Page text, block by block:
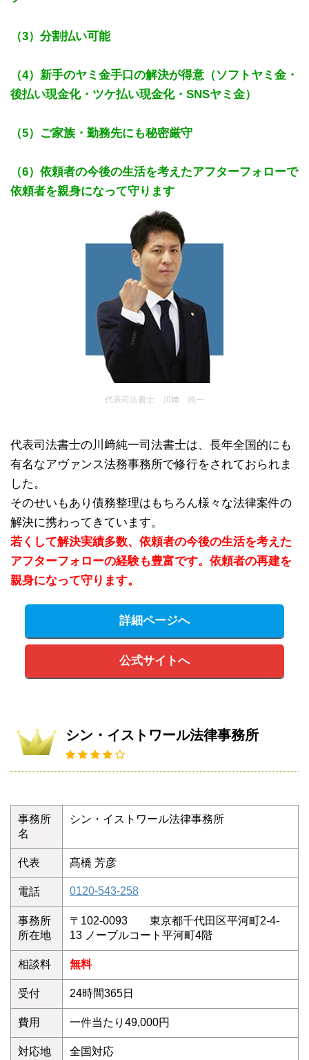
（3）分割払い可能
（4）新手のヤミ金手口の解決が得意（ソフトヤミ金・
後払い現金化・ツケ払い現金化・SNSヤミ金）
（5）ご家族・勤務先にも秘密厳守
（6）依頼者の今後の生活を考えたアフターフォローで
依頼者を親身になって守ります
代表司法書士 川﨑 純一
代表司法書士の川﨑純一司法書士は、長年全国的にも
有名なアヴァンス法務事務所で修行をされておられま
した。
そのせいもあり債務整理はもちろん様々な法律案件の
解決に携わってきています。
若くして解決実績多数、依頼者の今後の生活を考えた
アフターフォローの経験も豊富です。依頼者の再建を
親身になって守ります。
詳細ページへ
公式サイトへ
シン・イストワール法律事務所
事務所
名
シン・イストワール法律事務所
代表 髙橋 芳彦
電話 0120-543-258